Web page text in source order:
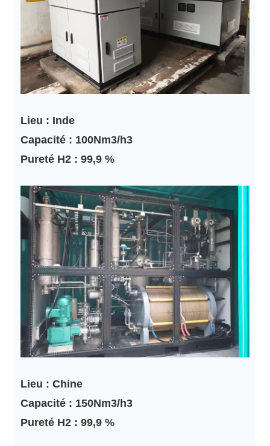
Lieu : Inde
Capacité : 100Nm3/h3
Pureté H2 : 99,9 %
Lieu : Chine
Capacité : 150Nm3/h3
Pureté H2 : 99,9 %